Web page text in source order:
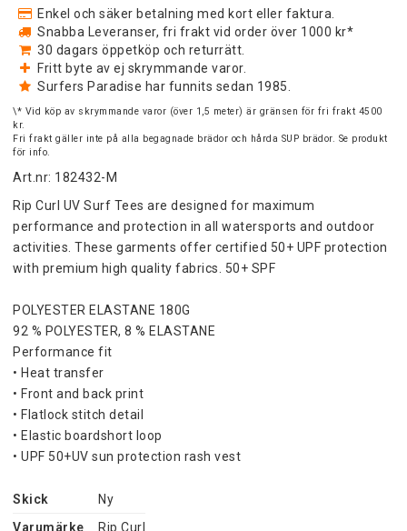
Enkel och säker betalning med kort eller faktura.
Snabba Leveranser, fri frakt vid order över 1000 kr*
30 dagars öppetköp och returrätt.
Fritt byte av ej skrymmande varor.
Surfers Paradise har funnits sedan 1985.
\* Vid köp av skrymmande varor (över 1,5 meter) är gränsen för fri frakt 4500
kr.
Fri frakt gäller inte på alla begagnade brädor och hårda SUP brädor. Se produkt
för info.
Art.nr: 182432-M
Rip Curl UV Surf Tees are designed for maximum
performance and protection in all watersports and outdoor
activities. These garments offer certified 50+ UPF protection
with premium high quality fabrics. 50+ SPF
POLYESTER ELASTANE 180G
92 % POLYESTER, 8 % ELASTANE
Performance fit
• Heat transfer
• Front and back print
• Flatlock stitch detail
• Elastic boardshort loop
• UPF 50+UV sun protection rash vest
Skick
Ny
Varumärke
Rip Curl